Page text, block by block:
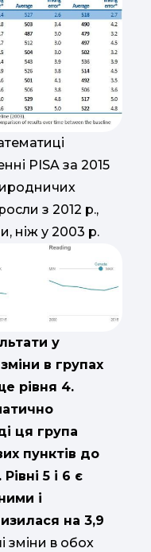
PISA за 2015
з 2012 р.,
ніж у 2003 р.
у
в групах
рівня 4.
ця група
пунктів до
5 і 6 є
і
на 3,9
зміни в обох